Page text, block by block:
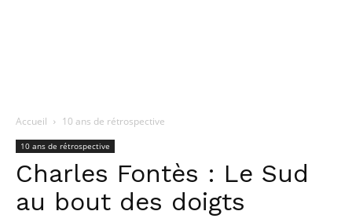
Accueil 10 ans de rétrospective
10 ans de rétrospective
Charles Fontès : Le Sud
au bout des doigts